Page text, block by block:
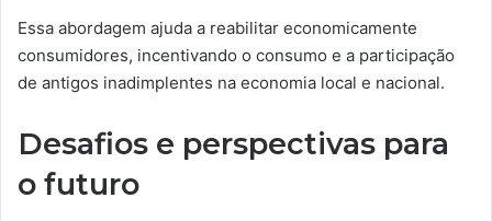
Essa abordagem ajuda a reabilitar economicamente
consumidores, incentivando o consumo e a participação
de antigos inadimplentes na economia local e nacional.
Desafios e perspectivas para
o futuro